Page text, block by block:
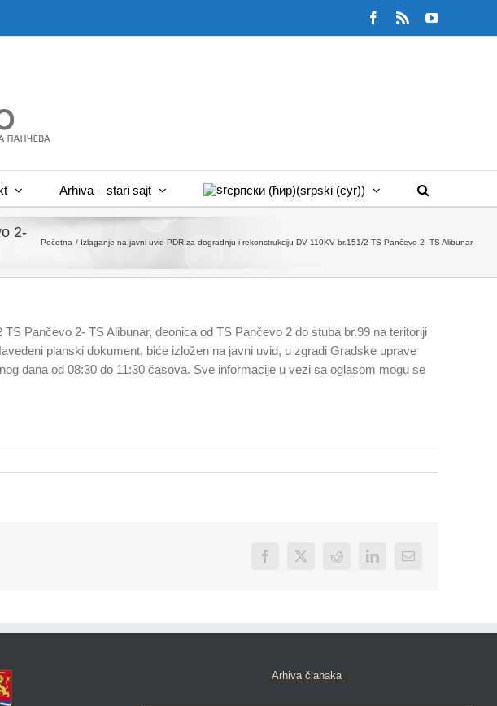
Facebook
Rss YouTube
Arhiva – stari sajt српски (ћир)(srpski (cyr))
2-
Početna Izlaganje na javni uvid PDR za dogradnju i rekonstrukciju DV 110KV br.151/2 TS Pančevo 2- TS Alibunar
Pančevo 2- TS Alibunar, deonica od TS Pančevo 2 do stuba br.99 na teritoriji
planski dokument, biće izložen na javni uvid, u zgradi Gradske uprave
dana od 08:30 do 11:30 časova. Sve informacije u vezi sa oglasom mogu se
Facebook
X Reddit LinkedInEmail
Arhiva članaka